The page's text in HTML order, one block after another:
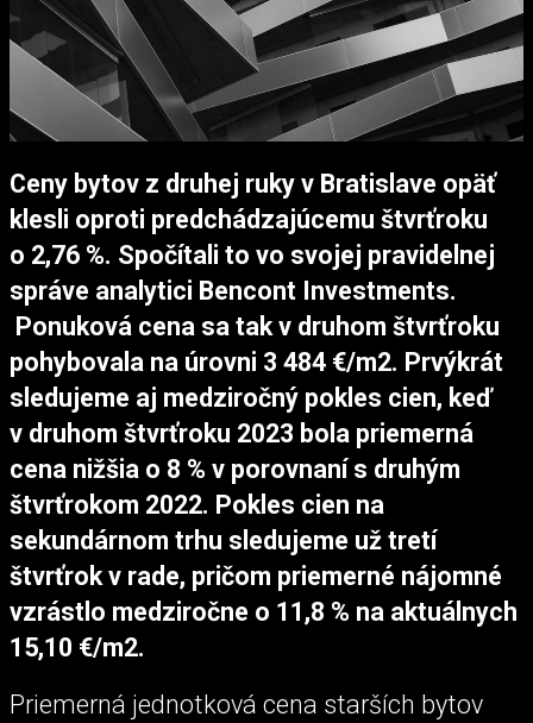
Ceny bytov z druhej ruky v Bratislave opäť
klesli oproti predchádzajúcemu štvrťroku
o 2,76 %. Spočítali to vo svojej pravidelnej
správe analytici Bencont Investments.
Ponuková cena sa tak v druhom štvrťroku
pohybovala na úrovni 3 484 €/m2. Prvýkrát
sledujeme aj medziročný pokles cien, keď
v druhom štvrťroku 2023 bola priemerná
cena nižšia o 8 % v porovnaní s druhým
štvrťrokom 2022. Pokles cien na
sekundárnom trhu sledujeme už tretí
štvrťrok v rade, pričom priemerné nájomné
vzrástlo medziročne o 11,8 % na aktuálnych
15,10 €/m2.
Priemerná jednotková cena starších bytov